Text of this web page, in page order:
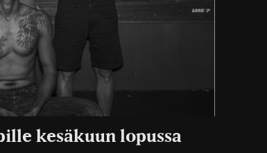
kesäkuun lopussa